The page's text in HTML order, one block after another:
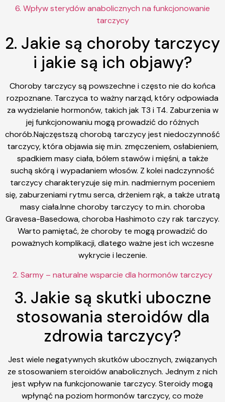
6. Wpływ sterydów anabolicznych na funkcjonowanie
tarczycy
2. Jakie są choroby tarczycy
i jakie są ich objawy?
Choroby tarczycy są powszechne i często nie do końca
rozpoznane. Tarczyca to ważny narząd, który odpowiada
za wydzielanie hormonów, takich jak T3 i T4. Zaburzenia w
jej funkcjonowaniu mogą prowadzić do różnych
chorób.Najczęstszą chorobą tarczycy jest niedoczynność
tarczycy, która objawia się m.in. zmęczeniem, osłabieniem,
spadkiem masy ciała, bólem stawów i mięśni, a także
suchą skórą i wypadaniem włosów. Z kolei nadczynność
tarczycy charakteryzuje się m.in. nadmiernym poceniem
się, zaburzeniami rytmu serca, drżeniem rąk, a także utratą
masy ciała.Inne choroby tarczycy to m.in. choroba
Gravesa-Basedowa, choroba Hashimoto czy rak tarczycy.
Warto pamiętać, że choroby te mogą prowadzić do
poważnych komplikacji, dlatego ważne jest ich wczesne
wykrycie i leczenie.
2. Sarmy – naturalne wsparcie dla hormonów tarczycy
3. Jakie są skutki uboczne
stosowania steroidów dla
zdrowia tarczycy?
Jest wiele negatywnych skutków ubocznych, związanych
ze stosowaniem steroidów anabolicznych. Jednym z nich
jest wpływ na funkcjonowanie tarczycy. Steroidy mogą
wpłynąć na poziom hormonów tarczycy, co może